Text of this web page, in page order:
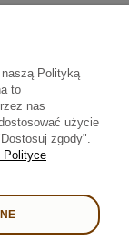
38 | 18-400 Łomża |
9:00 - 16:00
• prezenty i kosze
we współpracy z:
Polityką
to
nas
użycie
zgody".
Polityce